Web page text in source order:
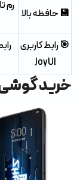
💾 حافظه بالا
🎯 رابط کاربری
JoyUI
خرید